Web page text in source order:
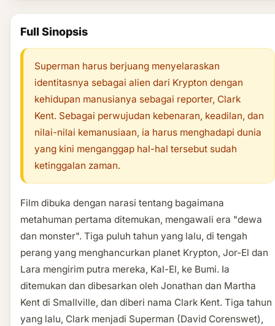
Full Sinopsis
Superman harus berjuang menyelaraskan
identitasnya sebagai alien dari Krypton dengan
kehidupan manusianya sebagai reporter, Clark
Kent. Sebagai perwujudan kebenaran, keadilan, dan
nilai-nilai kemanusiaan, ia harus menghadapi dunia
yang kini menganggap hal-hal tersebut sudah
ketinggalan zaman.
Film dibuka dengan narasi tentang bagaimana
metahuman pertama ditemukan, mengawali era "dewa
dan monster". Tiga puluh tahun yang lalu, di tengah
perang yang menghancurkan planet Krypton, Jor-El dan
Lara mengirim putra mereka, Kal-El, ke Bumi. Ia
ditemukan dan dibesarkan oleh Jonathan dan Martha
Kent di Smallville, dan diberi nama Clark Kent. Tiga tahun
yang lalu, Clark menjadi Superman (David Corenswet),